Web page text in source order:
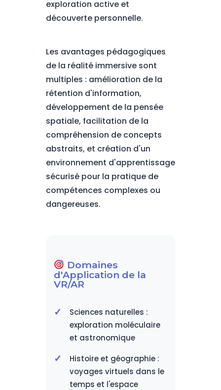
exploration active et
découverte personnelle.
Les avantages pédagogiques
de la réalité immersive sont
multiples : amélioration de la
rétention d'information,
développement de la pensée
spatiale, facilitation de la
compréhension de concepts
abstraits, et création d'un
environnement d'apprentissage
sécurisé pour la pratique de
compétences complexes ou
dangereuses.
Domaines
d'Application de la
VR/AR
Sciences naturelles :
exploration moléculaire
et astronomique
Histoire et géographie :
voyages virtuels dans le
temps et l'espace